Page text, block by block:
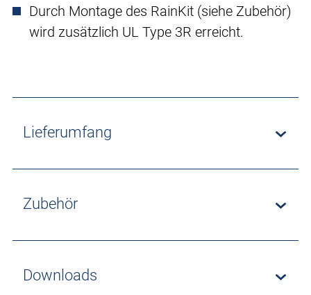
Durch Montage des RainKit (siehe Zubehör)
wird zusätzlich UL Type 3R erreicht.
Lieferumfang
Zubehör
Downloads